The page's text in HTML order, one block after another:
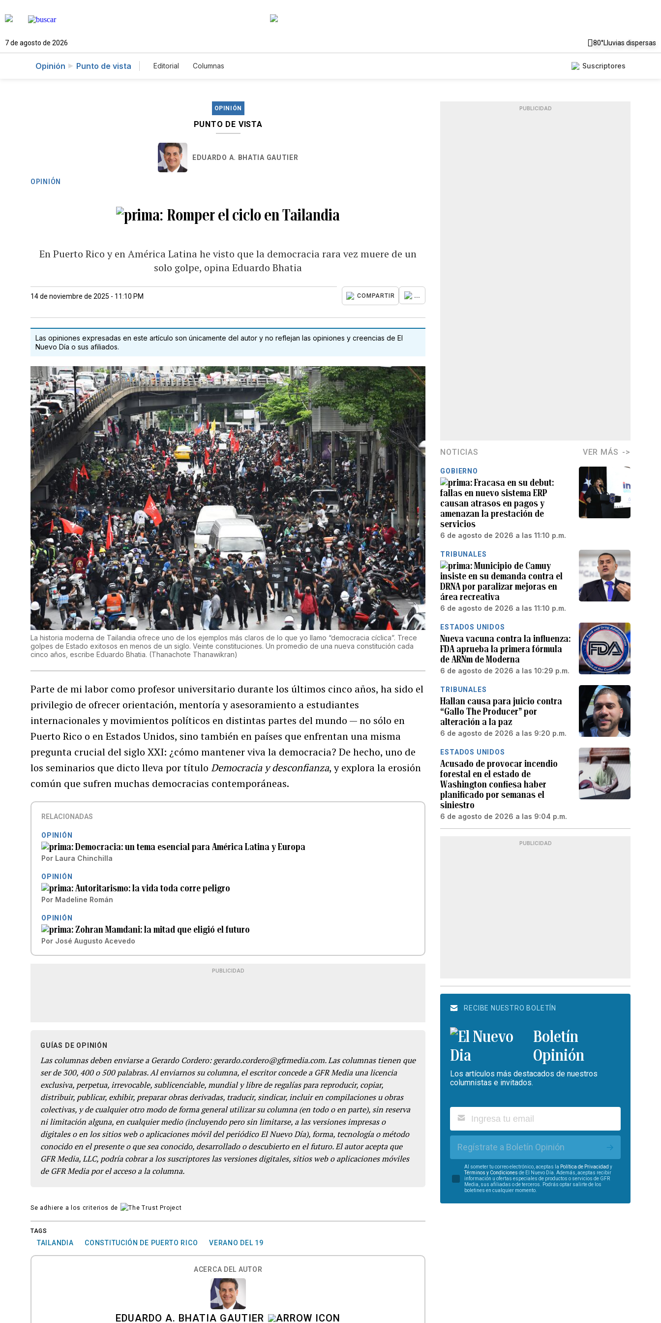
7 de agosto de 2026 80°Lluvias dispersas
Opinión Punto de vista Editorial Columnas Suscriptores
OPINIÓN
PUNTO DE VISTA
EDUARDO A. BHATIA GAUTIER
OPINIÓN
Romper el ciclo en Tailandia
En Puerto Rico y en América Latina he visto que la democracia rara vez muere de un
solo golpe, opina Eduardo Bhatia
14 de noviembre de 2025 - 11:10 PM COMPARTIR ...
Las opiniones expresadas en este artículo son únicamente del autor y no reflejan las opiniones y creencias de El
Nuevo Día o sus afiliados.
La historia moderna de Tailandia ofrece uno de los ejemplos más claros de lo que yo llamo “democracia cíclica”. Trece
golpes de Estado exitosos en menos de un siglo. Veinte constituciones. Un promedio de una nueva constitución cada
cinco años, escribe Eduardo Bhatia. (Thanachote Thanawikran)
Parte de mi labor como profesor universitario durante los últimos cinco años, ha sido el
privilegio de ofrecer orientación, mentoría y asesoramiento a estudiantes
internacionales y movimientos políticos en distintas partes del mundo — no sólo en
Puerto Rico o en Estados Unidos, sino también en países que enfrentan una misma
pregunta crucial del siglo XXI: ¿cómo mantener viva la democracia? De hecho, uno de
los seminarios que dicto lleva por títuloDemocracia y desconfianza, y explora la erosión
común que sufren muchas democracias contemporáneas.
RELACIONADAS
OPINIÓN
Democracia: un tema esencial para América Latina y Europa
Por Laura Chinchilla
OPINIÓN
Autoritarismo: la vida toda corre peligro
Por Madeline Román
OPINIÓN
Zohran Mamdani: la mitad que eligió el futuro
Por José Augusto Acevedo
PUBLICIDAD
GUÍAS DE OPINIÓN
Las columnas deben enviarse a Gerardo Cordero: gerardo.cordero@gfrmedia.com. Las columnas tienen que
ser de 300, 400 o 500 palabras. Al enviarnos su columna, el escritor concede a GFR Media una licencia
exclusiva, perpetua, irrevocable, sublicenciable, mundial y libre de regalías para reproducir, copiar,
distribuir, publicar, exhibir, preparar obras derivadas, traducir, sindicar, incluir en compilaciones u obras
colectivas, y de cualquier otro modo de forma general utilizar su columna (en todo o en parte), sin reserva
ni limitación alguna, en cualquier medio (incluyendo pero sin limitarse, a las versiones impresas o
digitales o en los sitios web o aplicaciones móvil del periódico El Nuevo Día), forma, tecnología o método
conocido en el presente o que sea conocido, desarrollado o descubierto en el futuro. El autor acepta que
GFR Media, LLC, podría cobrar a los suscriptores las versiones digitales, sitios web o aplicaciones móviles
de GFR Media por el acceso a la columna.
Se adhiere a los criterios de
TAGS
TAILANDIA CONSTITUCIÓN DE PUERTO RICO VERANO DEL 19
ACERCA DEL AUTOR
EDUARDO A. BHATIA GAUTIER
PUBLICIDAD
NOTICIAS VER MÁS
GOBIERNO
Fracasa en su debut:
fallas en nuevo sistema ERP
causan atrasos en pagos y
amenazan la prestación de
servicios
6 de agosto de 2026 a las 11:10 p.m.
TRIBUNALES
Municipio de Camuy
insiste en su demanda contra el
DRNA por paralizar mejoras en
área recreativa
6 de agosto de 2026 a las 11:10 p.m.
ESTADOS UNIDOS
Nueva vacuna contra la influenza:
FDA aprueba la primera fórmula
de ARNm de Moderna
6 de agosto de 2026 a las 10:29 p.m.
TRIBUNALES
Hallan causa para juicio contra
“Gallo The Producer” por
alteración a la paz
6 de agosto de 2026 a las 9:20 p.m.
ESTADOS UNIDOS
Acusado de provocar incendio
forestal en el estado de
Washington confiesa haber
planificado por semanas el
siniestro
6 de agosto de 2026 a las 9:04 p.m.
PUBLICIDAD
RECIBE NUESTRO BOLETÍN
Boletín
Opinión
Los artículos más destacados de nuestros
columnistas e invitados.
Regístrate a Boletín Opinión
Al someter tu correo electrónico, aceptas la Política de Privacidad y
Términos y Condiciones de El Nuevo Día. Además, aceptas recibir
información u ofertas especiales de productos o servicios de GFR
Media, sus afiliadas o de terceros. Podrás optar salirte de los
boletines en cualquier momento.